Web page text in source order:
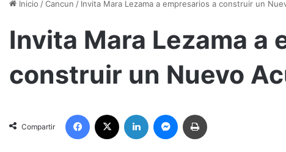
Inicio /Cancun / Invita Mara Lezama a empresarios a construir un
Invita Mara Lezama a
construir un Nuevo
Compartir
Facebook LinkedIn Messenger